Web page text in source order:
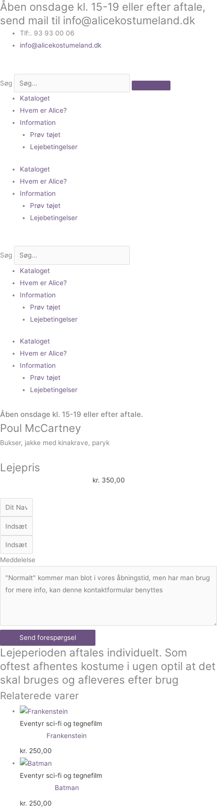
Gå
til
indholdet
Åben onsdage kl. 15-19 eller efter aftale,
send mail til info@alicekostumeland.dk
Tlf:. 93 93 00 06
info@alicekostumeland.dk
Søg
Kataloget
Hvem er Alice?
Information
Prøv tøjet
Lejebetingelser
Kataloget
Hvem er Alice?
Information
Prøv tøjet
Lejebetingelser
Søg
Kataloget
Hvem er Alice?
Information
Prøv tøjet
Lejebetingelser
Kataloget
Hvem er Alice?
Information
Prøv tøjet
Lejebetingelser
Åben onsdage kl. 15-19 eller efter aftale.
Poul McCartney
Bukser, jakke med kinakrave, paryk
Lejepris
kr. 350,00
Meddelelse
Send forespørgsel
Lejeperioden aftales individuelt. Som
oftest afhentes kostume i ugen optil at det
skal bruges og afleveres efter brug
Relaterede varer
Eventyr sci-fi og tegnefilm
Frankenstein
kr. 250,00
Eventyr sci-fi og tegnefilm
Batman
kr. 250,00